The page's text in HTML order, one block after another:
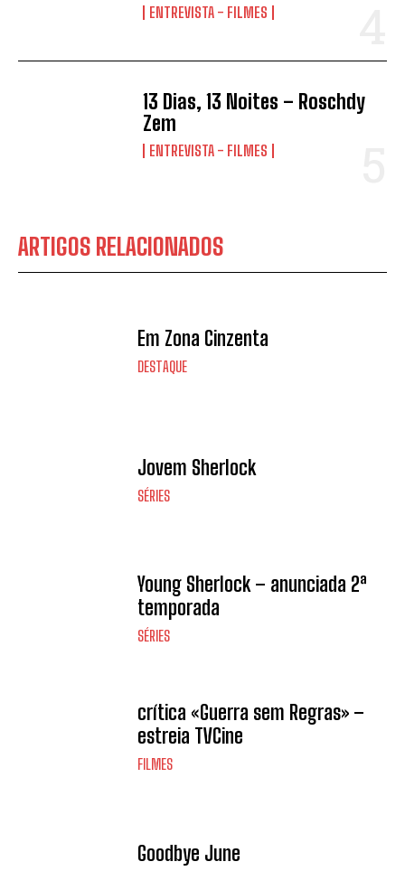
ENTREVISTA - FILMES
13 Dias, 13 Noites – Roschdy
Zem
ENTREVISTA - FILMES
ARTIGOS RELACIONADOS
Em Zona Cinzenta
DESTAQUE
Jovem Sherlock
SÉRIES
Young Sherlock – anunciada 2ª
temporada
SÉRIES
crítica «Guerra sem Regras» –
estreia TVCine
FILMES
Goodbye June